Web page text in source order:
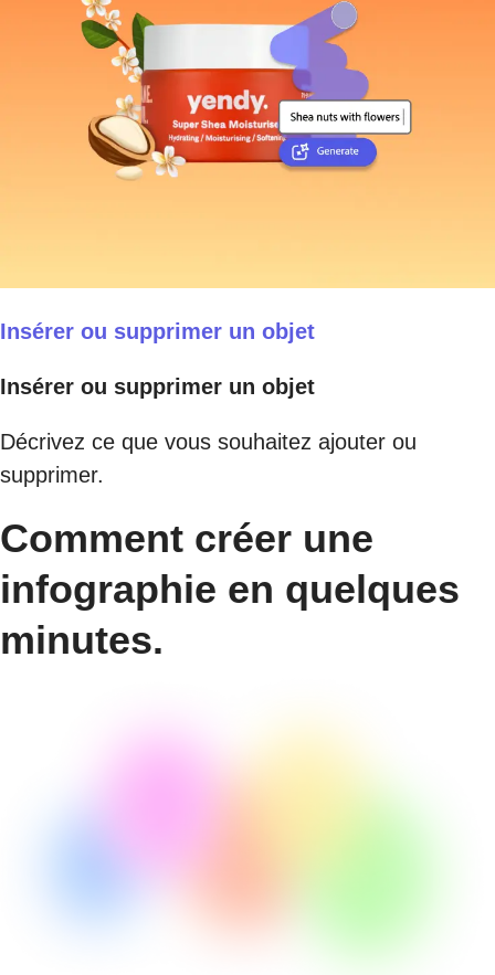
Insérer ou supprimer un objet
Insérer ou supprimer un objet
Décrivez ce que vous souhaitez ajouter ou
supprimer.
Comment créer une
infographie en quelques
minutes.